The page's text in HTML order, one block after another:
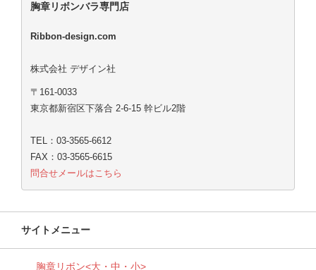
胸章リボンバラ専門店
Ribbon-design.com
株式会社 デザイン社
〒161-0033
東京都新宿区下落合 2-6-15 幹ビル2階
TEL：03-3565-6612
FAX：03-3565-6615
問合せメールはこちら
サイトメニュー
胸章リボン<大・中・小>